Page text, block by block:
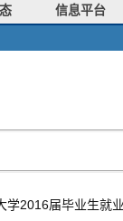
信息平台
学2016届毕业生就